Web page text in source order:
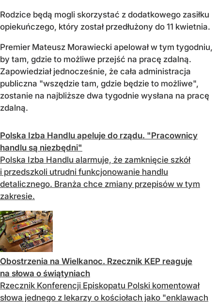
Rodzice będą mogli skorzystać z dodatkowego zasiłku
opiekuńczego, który został przedłużony do 11 kwietnia.
Premier Mateusz Morawiecki apelował w tym tygodniu,
by tam, gdzie to możliwe przejść na pracę zdalną.
Zapowiedział jednocześnie, że cała administracja
publiczna "wszędzie tam, gdzie będzie to możliwe",
zostanie na najbliższe dwa tygodnie wysłana na pracę
zdalną.
Polska Izba Handlu apeluje do rządu. "Pracownicy
handlu są niezbędni"
Polska Izba Handlu alarmuje, że zamknięcie szkół
i przedszkoli utrudni funkcjonowanie handlu
detalicznego. Branża chce zmiany przepisów w tym
zakresie.
Obostrzenia na Wielkanoc. Rzecznik KEP reaguje
na słowa o świątyniach
Rzecznik Konferencji Episkopatu Polski komentował
słowa jednego z lekarzy o kościołach jako "enklawach